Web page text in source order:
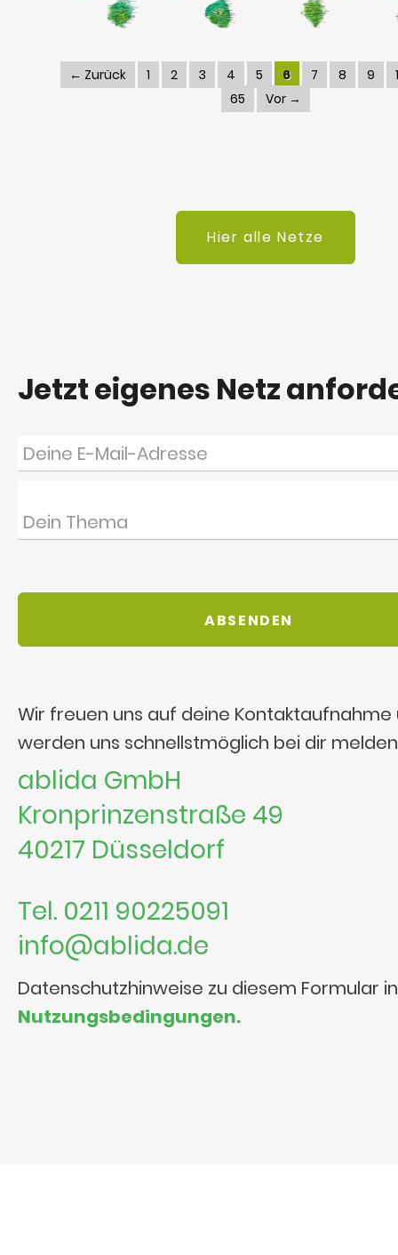
← Zurück 1 2 3 4 5 6 7 8 9
65
Vor →
Hier alle Netze
Jetzt eigenes Netz
Wir freuen uns auf deine Kontaktaufnahme
werden uns schnellstmöglich bei dir
ablida GmbH
Kronprinzenstraße 49
40217 Düsseldorf
Tel. 0211 90225091
info@ablida.de
Datenschutzhinweise zu diesem Formular
Nutzungsbedingungen.